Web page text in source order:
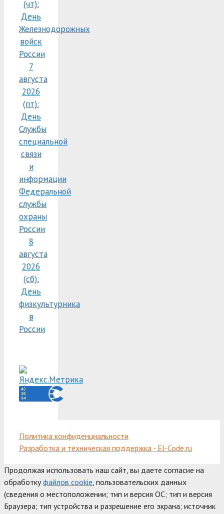
(чт):
День
Железнодорожных
войск
России
7
августа
2026
(пт):
День
Службы
специальной
связи
и
информации
Федеральной
службы
охраны
России
8
августа
2026
(сб):
День
физкультурника
в
России
Политика конфиденциальности
Разработка и техническая поддержка - El-Code.ru
Продолжая использовать наш сайт, вы даете согласие на
обработкуфайлов cookie , пользовательских данных
(сведения о местоположении; тип и версия ОС; тип и версия
Браузера; тип устройства и разрешение его экрана; источник